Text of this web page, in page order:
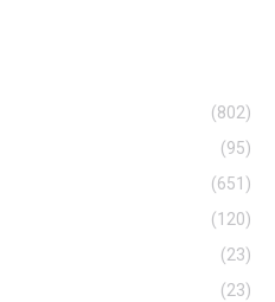
(802)
(95)
(651)
(120)
(23)
(23)